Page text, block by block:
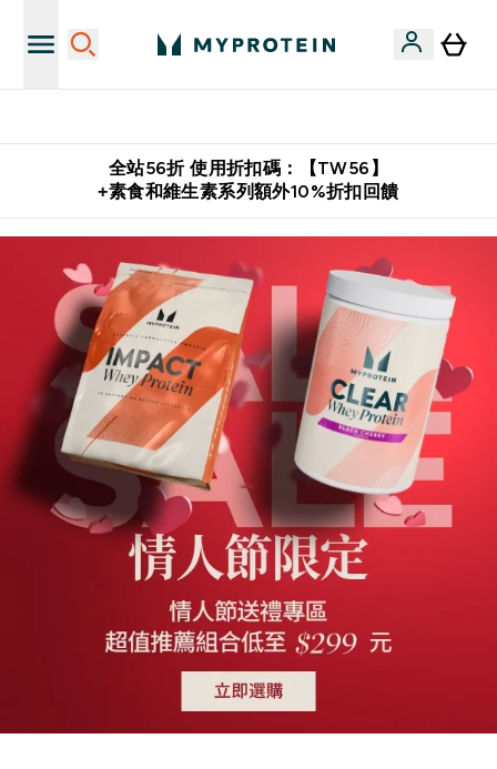
全站56折 使用折扣碼：【TW56】
+素食和維生素系列額外10%折扣回饋